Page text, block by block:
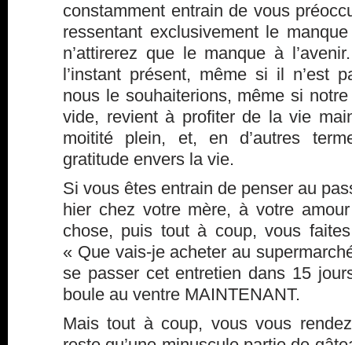
constamment entrain de vous
ressentant exclusivement le
n’attirerez que le manque à
l’instant présent, même si il n’est
nous le souhaiterions, même si
vide, revient à profiter de la vie
moitité plein, et, en d’autres
gratitude envers la vie.
Si vous êtes entrain de penser au
hier chez votre mère, à votre
chose, puis tout à coup, vous
« Que vais-je acheter au
se passer cet entretien dans 15
boule au ventre MAINTENANT.
Mais tout à coup, vous vous